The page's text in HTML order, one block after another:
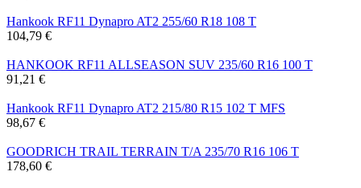
Hankook RF11 Dynapro AT2 255/60 R18 108 T
104,79 €
HANKOOK RF11 ALLSEASON SUV 235/60 R16 100 T
91,21 €
Hankook RF11 Dynapro AT2 215/80 R15 102 T MFS
98,67 €
GOODRICH TRAIL TERRAIN T/A 235/70 R16 106 T
178,60 €